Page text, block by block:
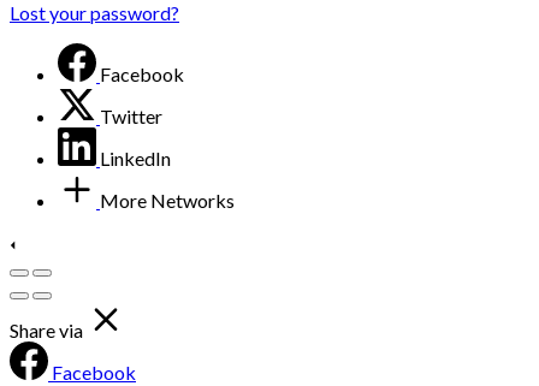
Lost your password?
Facebook
Twitter
LinkedIn
More Networks
Share via
Facebook